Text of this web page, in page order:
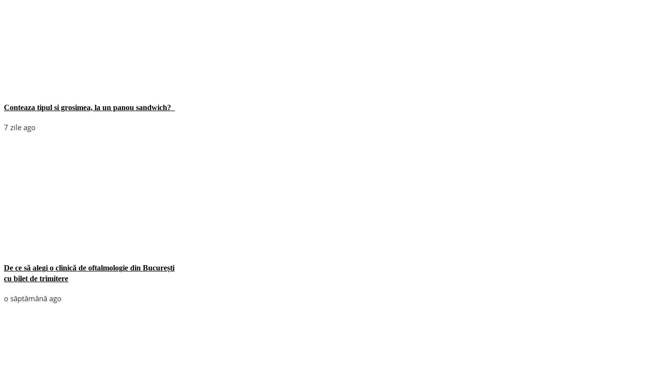
Conteaza tipul si grosimea, la un panou sandwich?
7 zile ago
De ce să alegi o clinică de oftalmologie din București
cu bilet de trimitere
o săptămână ago